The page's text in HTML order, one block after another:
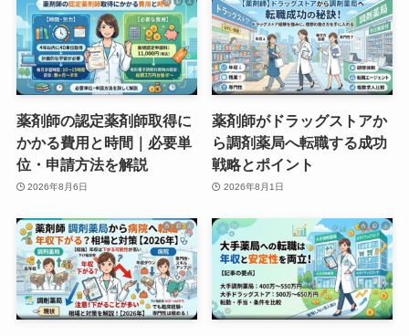
薬剤師の認定薬剤師取得に
かかる費用と時間｜必要単
位・申請方法を解説
2026年8月6日
薬剤師がドラッグストアか
ら調剤薬局へ転職する成功
戦略とポイント
2026年8月1日